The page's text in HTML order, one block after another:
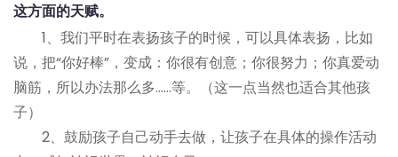
这方面的天赋。
1、我们平时在表扬孩子的时候，可以具体表扬，比如
说，把“你好棒”，变成：你很有创意；你很努力；你真爱动
脑筋，所以办法那么多……等。（这一点当然也适合其他孩
子）
2、鼓励孩子自己动手去做，让孩子在具体的操作活动